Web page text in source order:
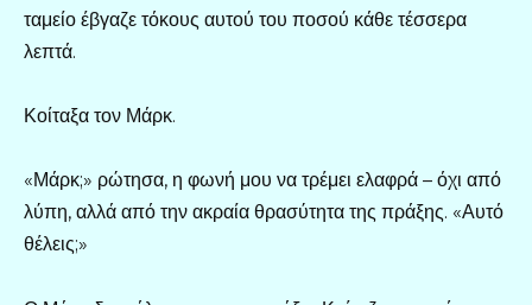
ταμείο έβγαζε τόκους αυτού του ποσού κάθε τέσσερα
λεπτά.
Κοίταξα τον Μάρκ.
«Μάρκ;» ρώτησα, η φωνή μου να τρέμει ελαφρά – όχι από
λύπη, αλλά από την ακραία θρασύτητα της πράξης. «Αυτό
θέλεις;»